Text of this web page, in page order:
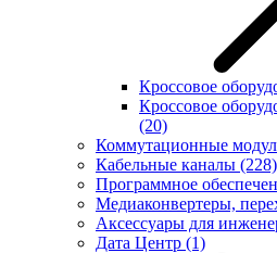
Кроссовое
Кроссовое
(20)
Коммутационные
Кабельные каналы (228)
Программное
Медиаконвертеры,
Аксессуары для
Дата Центр (1)